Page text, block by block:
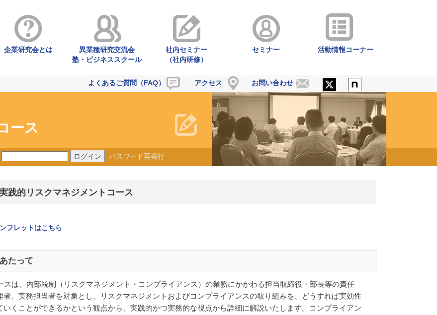
企業研究会とは
異業種研究交流会
塾・ビジネススクール
社内セミナー
（社内研修）
セミナー 活動情報コーナー
お問い合わせ
アクセス
よくあるご質問（FAQ）
ース
パスワード再発行
践的リスクマネジメントコース
フレットはこちら
たって
スは、内部統制（リスクマネジメント・コンプライアンス）の業務にかかわる担当取締役・部長等の責任
者、実務担当者を対象とし、リスクマネジメントおよびコンプライアンスの取り組みを、どうすれば実効性
いくことができるかという観点から、実践的かつ実務的な視点から詳細に解説いたします。コンプライアン